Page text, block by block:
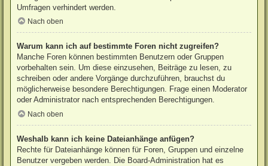
Umfragen verhindert werden.
Nach oben
Warum kann ich auf bestimmte Foren nicht zugreifen?
Manche Foren können bestimmten Benutzern oder Gruppen
vorbehalten sein. Um diese einzusehen, Beiträge zu lesen, zu
schreiben oder andere Vorgänge durchzuführen, brauchst du
möglicherweise besondere Berechtigungen. Frage einen Moderator
oder Administrator nach entsprechenden Berechtigungen.
Nach oben
Weshalb kann ich keine Dateianhänge anfügen?
Rechte für Dateianhänge können für Foren, Gruppen und einzelne
Benutzer vergeben werden. Die Board-Administration hat es